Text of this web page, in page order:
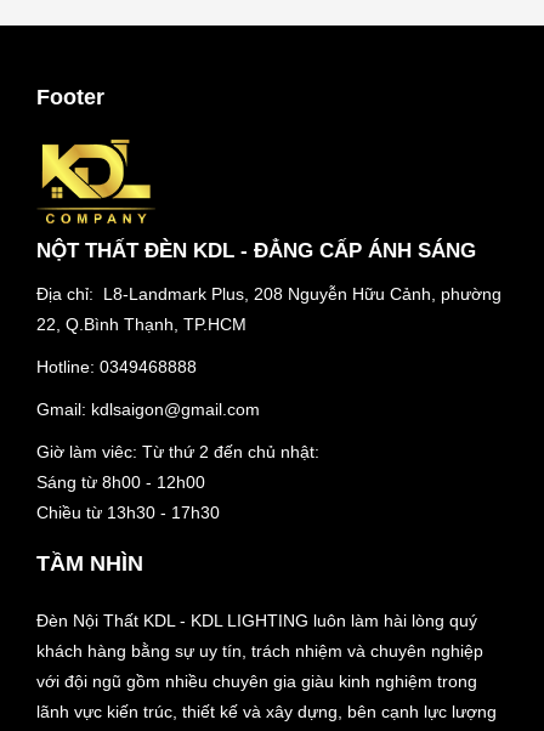
Footer
NỘT THẤT ĐÈN KDL - ĐẲNG CẤP ÁNH SÁNG
Địa chỉ: L8-Landmark Plus, 208 Nguyễn Hữu Cảnh, phường
22, Q.Bình Thạnh, TP.HCM
Hotline: 0349468888
Gmail: kdlsaigon@gmail.com
Giờ làm viêc: Từ thứ 2 đến chủ nhật:
Sáng từ 8h00 - 12h00
Chiều từ 13h30 - 17h30
TẦM NHÌN
Đèn Nội Thất KDL - KDL LIGHTING luôn làm hài lòng quý
khách hàng bằng sự uy tín, trách nhiệm và chuyên nghiệp
với đội ngũ gồm nhiều chuyên gia giàu kinh nghiệm trong
lãnh vực kiến trúc, thiết kế và xây dựng, bên cạnh lực lượng